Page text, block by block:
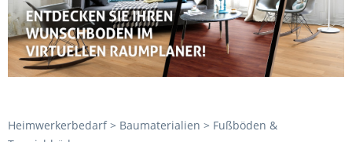
Heimwerkerbedarf > Baumaterialien > Fußböden &